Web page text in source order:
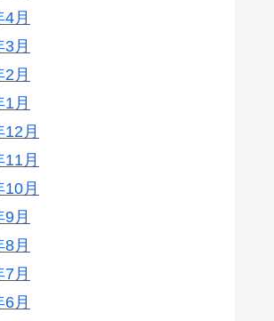
月
月
月
月
月
月
月
月
月
月
月